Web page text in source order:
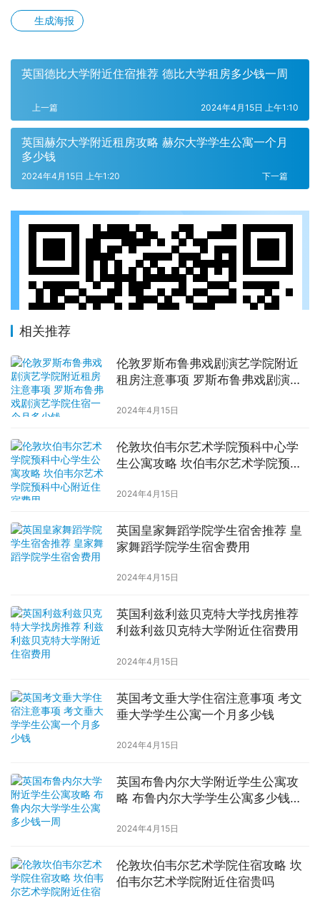
生成海报
英国德比大学附近住宿推荐 德比大学租房多少钱一周
上一篇 2024年4月15日 上午1:10
英国赫尔大学附近租房攻略 赫尔大学学生公寓一个月
多少钱
下一篇
2024年4月15日 上午1:20
相关推荐
伦敦罗斯布鲁弗戏剧演艺学院附近
租房注意事项 罗斯布鲁弗戏剧演艺
2024年4月15日
伦敦坎伯韦尔艺术学院预科中心学
生公寓攻略 坎伯韦尔艺术学院预科
2024年4月15日
英国皇家舞蹈学院学生宿舍推荐 皇
家舞蹈学院学生宿舍费用
2024年4月15日
英国利兹利兹贝克特大学找房推荐
利兹利兹贝克特大学附近住宿费用
2024年4月15日
英国考文垂大学住宿注意事项 考文
垂大学学生公寓一个月多少钱
2024年4月15日
英国布鲁内尔大学附近学生公寓攻
略 布鲁内尔大学学生公寓多少钱一
2024年4月15日
伦敦坎伯韦尔艺术学院住宿攻略 坎
伯韦尔艺术学院附近住宿贵吗